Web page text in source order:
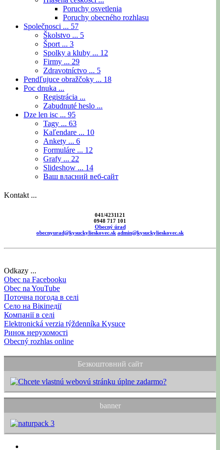
Poruchy osvetlenia
Poruchy obecného rozhlasu
Společnosci ... 57
Školstvo ... 5
Šport ... 3
Spolky a kluby ... 12
Firmy ... 29
Zdravotníctvo ... 5
Pendľujuce obražčoky ... 18
Poc dnuka ...
Registrácia ...
Zabudnuté heslo ...
Dze len isc ... 95
Tagy ... 63
Kaľendare ... 10
Ankety ... 6
Formuláre ... 12
Grafy ... 22
Slideshow ... 14
Ваш власний веб-сайт
Kontakt ...
041/4231121
0948 717 101
Obecný úrad
obecnyurad@kysuckylieskovec.sk admin@kysuckylieskovec.sk
Odkazy ...
Obec na Facebooku
Obec na YouTube
Поточна погода в селі
Село на Вікіпедії
Компанії в селі
Elektronická verzia týždenníka Kysuce
Ринок нерухомості
Obecný rozhlas online
Безкоштовний сайт
banner